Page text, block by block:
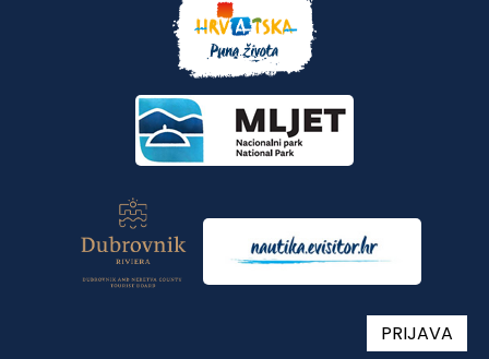
PRIJAVA